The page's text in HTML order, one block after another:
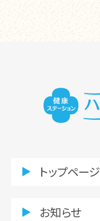
トップページ
お知らせ